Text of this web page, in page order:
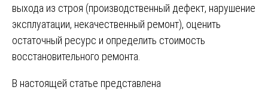
выхода из строя (производственный дефект, нарушение
эксплуатации, некачественный ремонт), оценить
остаточный ресурс и определить стоимость
восстановительного ремонта.
В настоящей статье представлена